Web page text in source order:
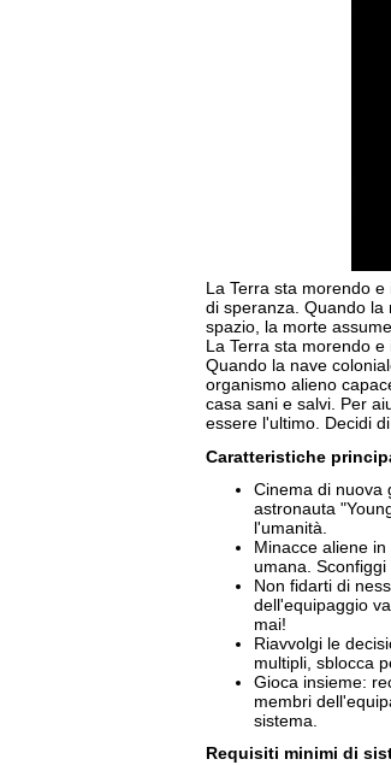
La Terra sta morendo
di speranza. Quando la
spazio, la morte
La Terra sta morendo
Quando la nave
organismo alieno
casa sani e salvi. Per
essere l'ultimo. Decidi
Caratteristiche
Cinema di nuova
astronauta
l'umanità.
Minacce aliene
umana.
Non fidarti di
dell'equipaggio
mai!
Riavvolgi le
multipli, sblocca
Gioca insieme:
membri
sistema.
Requisiti minimi di